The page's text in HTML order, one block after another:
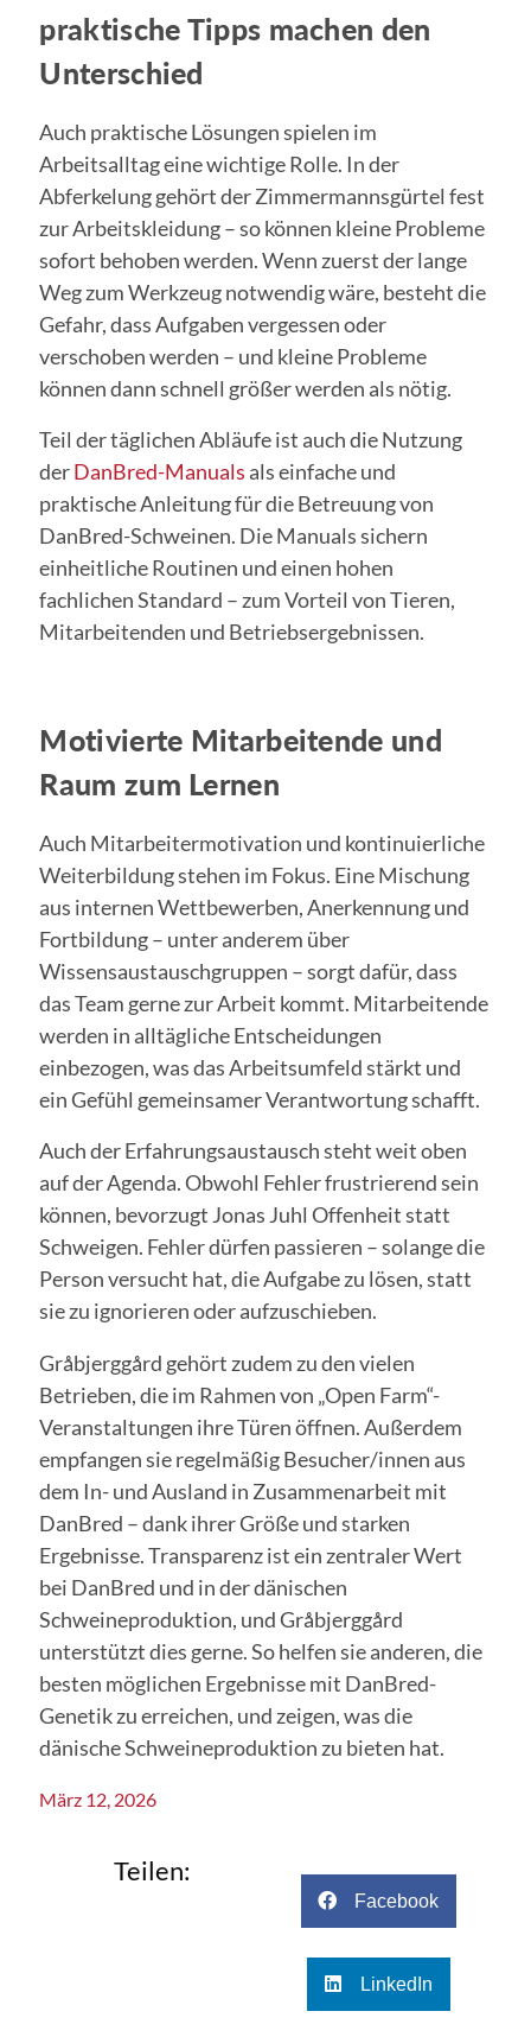
praktische Tipps machen den
Unterschied
Auch praktische Lösungen spielen im
Arbeitsalltag eine wichtige Rolle. In der
Abferkelung gehört der Zimmermannsgürtel fest
zur Arbeitskleidung – so können kleine Probleme
sofort behoben werden. Wenn zuerst der lange
Weg zum Werkzeug notwendig wäre, besteht die
Gefahr, dass Aufgaben vergessen oder
verschoben werden – und kleine Probleme
können dann schnell größer werden als nötig.
Teil der täglichen Abläufe ist auch die Nutzung
derDanBred-Manuals als einfache und
praktische Anleitung für die Betreuung von
DanBred-Schweinen. Die Manuals sichern
einheitliche Routinen und einen hohen
fachlichen Standard – zum Vorteil von Tieren,
Mitarbeitenden und Betriebsergebnissen.
Motivierte Mitarbeitende und
Raum zum Lernen
Auch Mitarbeitermotivation und kontinuierliche
Weiterbildung stehen im Fokus. Eine Mischung
aus internen Wettbewerben, Anerkennung und
Fortbildung – unter anderem über
Wissensaustauschgruppen – sorgt dafür, dass
das Team gerne zur Arbeit kommt. Mitarbeitende
werden in alltägliche Entscheidungen
einbezogen, was das Arbeitsumfeld stärkt und
ein Gefühl gemeinsamer Verantwortung schafft.
Auch der Erfahrungsaustausch steht weit oben
auf der Agenda. Obwohl Fehler frustrierend sein
können, bevorzugt Jonas Juhl Offenheit statt
Schweigen. Fehler dürfen passieren – solange die
Person versucht hat, die Aufgabe zu lösen, statt
sie zu ignorieren oder aufzuschieben.
Gråbjerggård gehört zudem zu den vielen
Betrieben, die im Rahmen von „Open Farm“-
Veranstaltungen ihre Türen öffnen. Außerdem
empfangen sie regelmäßig Besucher/innen aus
dem In- und Ausland in Zusammenarbeit mit
DanBred – dank ihrer Größe und starken
Ergebnisse. Transparenz ist ein zentraler Wert
bei DanBred und in der dänischen
Schweineproduktion, und Gråbjerggård
unterstützt dies gerne. So helfen sie anderen, die
besten möglichen Ergebnisse mit DanBred-
Genetik zu erreichen, und zeigen, was die
dänische Schweineproduktion zu bieten hat.
März 12, 2026
Teilen:
Facebook
LinkedIn